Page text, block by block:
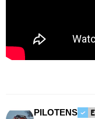
PILOTENS